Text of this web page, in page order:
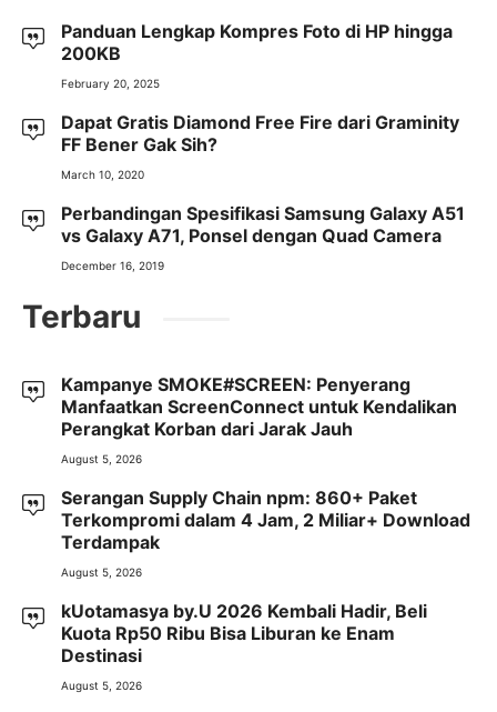
Panduan Lengkap Kompres Foto di HP hingga
200KB
February 20, 2025
Dapat Gratis Diamond Free Fire dari Graminity
FF Bener Gak Sih?
March 10, 2020
Perbandingan Spesifikasi Samsung Galaxy A51
vs Galaxy A71, Ponsel dengan Quad Camera
December 16, 2019
Terbaru
Kampanye SMOKE#SCREEN: Penyerang
Manfaatkan ScreenConnect untuk Kendalikan
Perangkat Korban dari Jarak Jauh
August 5, 2026
Serangan Supply Chain npm: 860+ Paket
Terkompromi dalam 4 Jam, 2 Miliar+ Download
Terdampak
August 5, 2026
kUotamasya by.U 2026 Kembali Hadir, Beli
Kuota Rp50 Ribu Bisa Liburan ke Enam
Destinasi
August 5, 2026